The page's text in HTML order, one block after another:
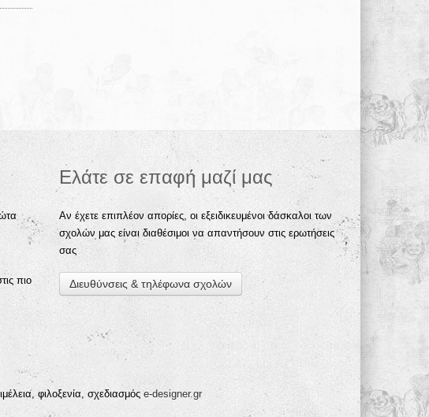
πιο
Ελάτε σε επαφή μαζί μας
Αν έχετε επιπλέον απορίες, οι εξειδικευμένοι δάσκαλοι των
σχολών μας είναι διαθέσιμοι να απαντήσουν στις ερωτήσεις
σας
Διευθύνσεις & τηλέφωνα σχολών
φιλοξενία, σχεδιασμός e-designer.gr